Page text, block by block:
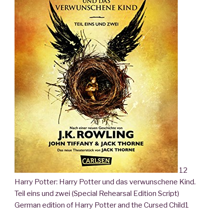
12
Harry Potter: Harry Potter und das verwunschene Kind.
Teil eins und zwei (Special Rehearsal Edition Script)
German edition of Harry Potter and the Cursed Child1